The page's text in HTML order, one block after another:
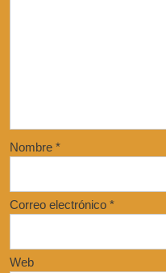
Nombre *
Correo electrónico *
Web